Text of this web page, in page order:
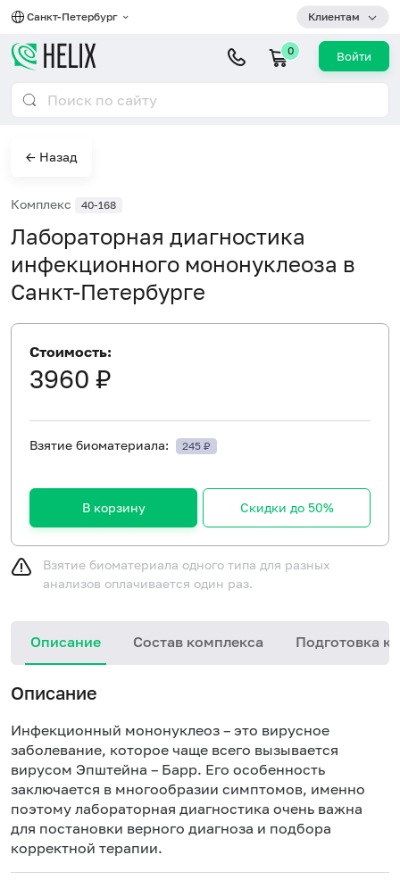
Санкт-Петербург Клиентам
0 Войти
← Назад
Комплекс 40-168
Лабораторная диагностика
инфекционного мононуклеоза в
Санкт-Петербурге
Стоимость:
3960 ₽
Взятие биоматериала: 245 ₽
В корзину Скидки до 50%
Взятие биоматериала одного типа для разных
анализов оплачивается один раз.
Описание Состав комплекса Подготовка к
Описание
Инфекционный мононуклеоз – это вирусное
заболевание, которое чаще всего вызывается
вирусом Эпштейна – Барр. Его особенность
заключается в многообразии симптомов, именно
поэтому лабораторная диагностика очень важна
для постановки верного диагноза и подбора
корректной терапии.